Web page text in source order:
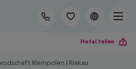
Hotel teilen
Kleinpolen | Krakau